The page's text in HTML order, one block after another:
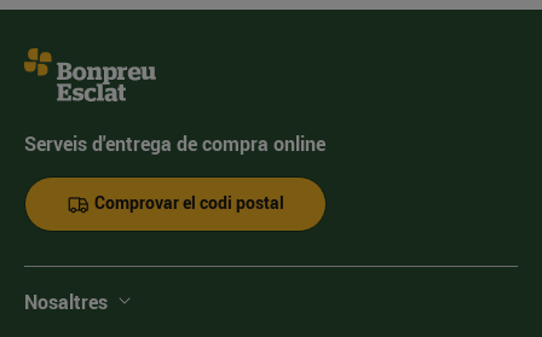
Serveis d'entrega de compra online
Comprovar el codi postal
Nosaltres